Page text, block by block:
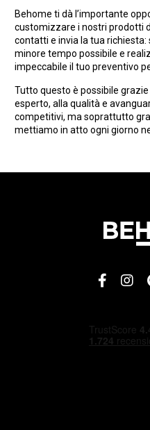
Behome ti dà l’importante
customizzare i nostri prodotti
contatti e invia la tua
minore tempo possibile e
impeccabile il tuo preventivo
Tutto questo è possibile
esperto, alla qualità e
competitivi, ma soprattutto
mettiamo in atto ogni giorno